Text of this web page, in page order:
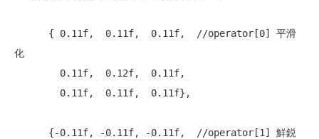
      { 0.11f,  0.11f,  0.11f,
//operator[0] 平滑
化
      {-0.11f, -0.11f, -0.11f,
//operator[1] 鮮鋭